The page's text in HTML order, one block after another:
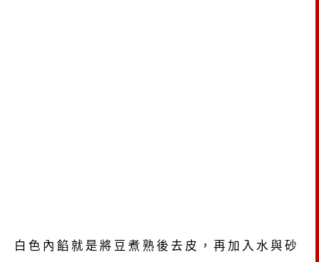
白色內餡就是將豆煮熟後去皮，再加入水與砂